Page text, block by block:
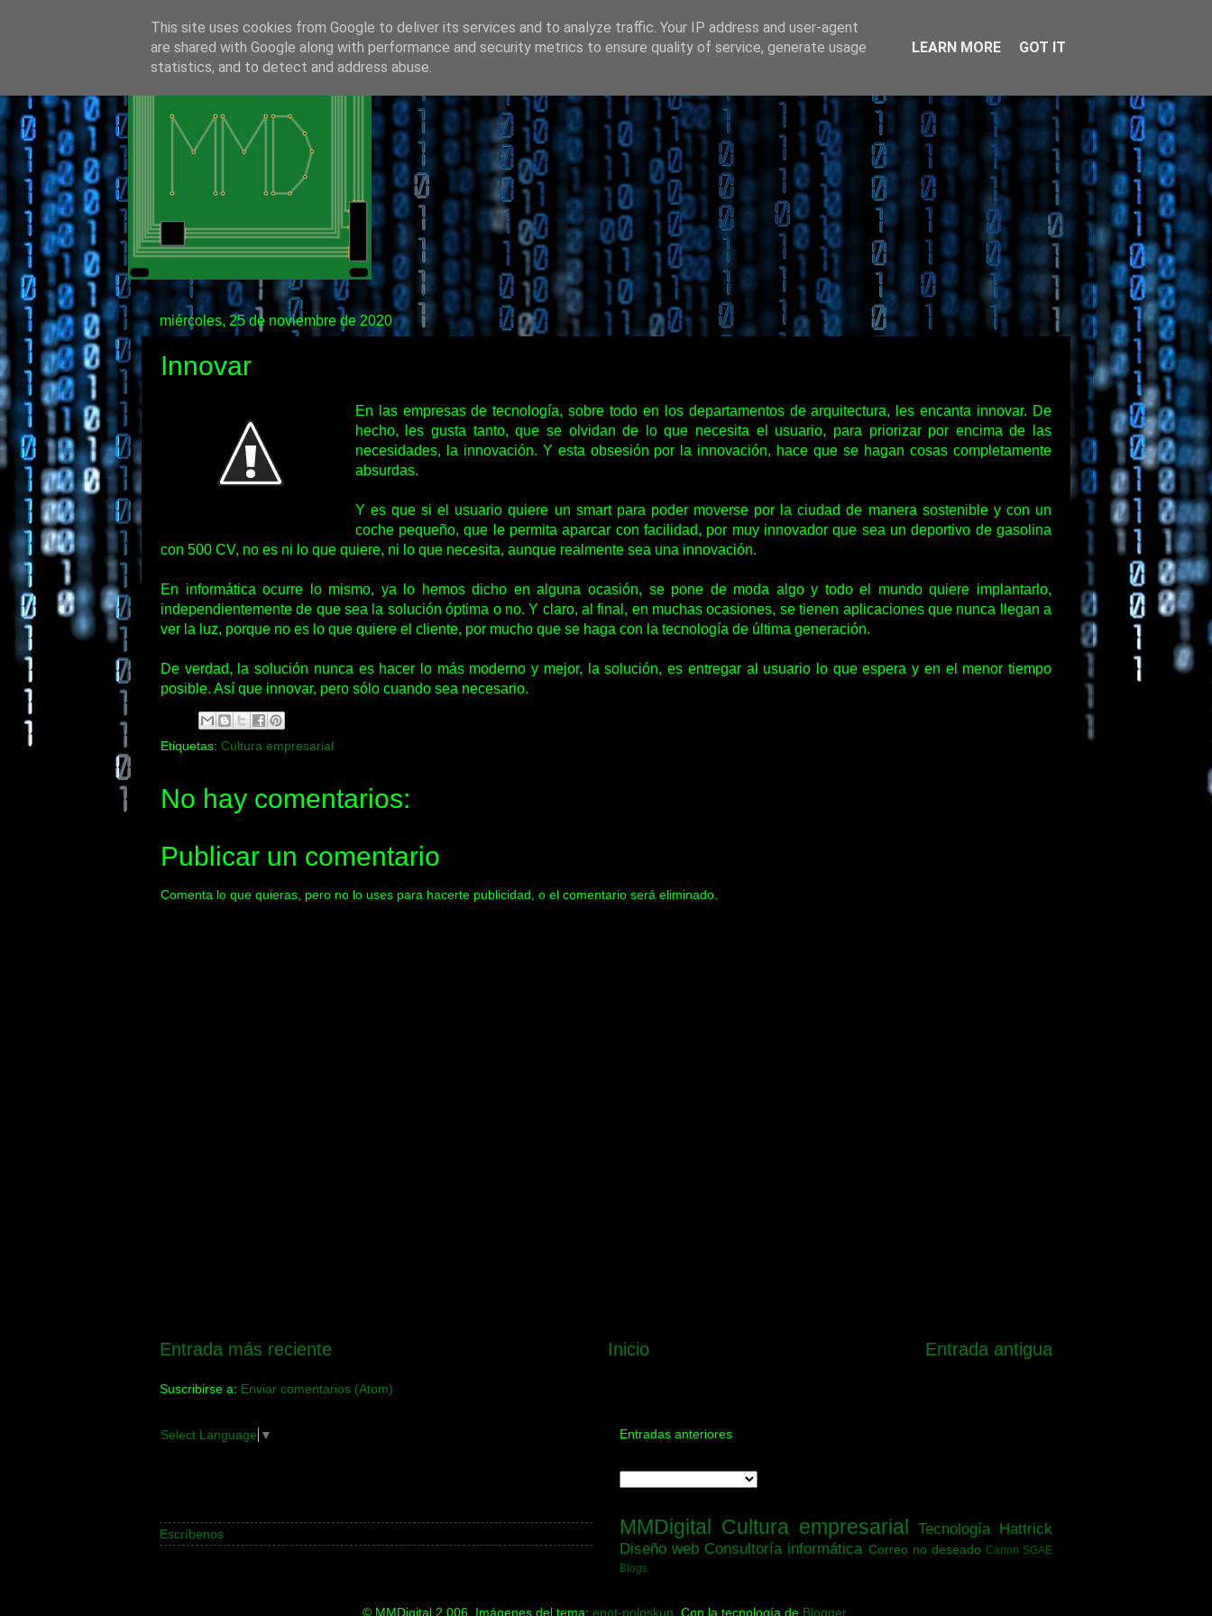
miércoles, 25 de noviembre de 2020
Innovar
En las empresas de tecnología, sobre todo en los departamentos de arquitectura, les encanta innovar. De
hecho, les gusta tanto, que se olvidan de lo que necesita el usuario, para priorizar por encima de las
necesidades, la innovación. Y esta obsesión por la innovación, hace que se hagan cosas completamente
absurdas.
Y es que si el usuario quiere un smart para poder moverse por la ciudad de manera sostenible y con un
coche pequeño, que le permita aparcar con facilidad, por muy innovador que sea un deportivo de gasolina
con 500 CV, no es ni lo que quiere, ni lo que necesita, aunque realmente sea una innovación.
En informática ocurre lo mismo, ya lo hemos dicho en alguna ocasión, se pone de moda algo y todo el mundo quiere implantarlo,
independientemente de que sea la solución óptima o no. Y claro, al final, en muchas ocasiones, se tienen aplicaciones que nunca llegan a
ver la luz, porque no es lo que quiere el cliente, por mucho que se haga con la tecnología de última generación.
De verdad, la solución nunca es hacer lo más moderno y mejor, la solución, es entregar al usuario lo que espera y en el menor tiempo
posible. Así que innovar, pero sólo cuando sea necesario.
Etiquetas: Cultura empresarial
No hay comentarios:
Publicar un comentario
Comenta lo que quieras, pero no lo uses para hacerte publicidad, o el comentario será eliminado.
Entrada más reciente Entrada antigua
Inicio
Suscribirse a: Enviar comentarios (Atom)
Select Language ▼
Escríbenos
Entradas anteriores
MMDigital Cultura empresarial Tecnología Hattrick
Diseño web Consultoría informática Correo no deseado Canon SGAE
Blogs
© MMDigital 2.006. Imágenes del tema: enot-poloskun . Con la tecnología de Blogger.
This site uses cookies from Google to deliver its services and to analyze traffic. Your IP address and user-agent
are shared with Google along with performance and security metrics to ensure quality of service, generate usage
statistics, and to detect and address abuse.
LEARN MORE GOT IT